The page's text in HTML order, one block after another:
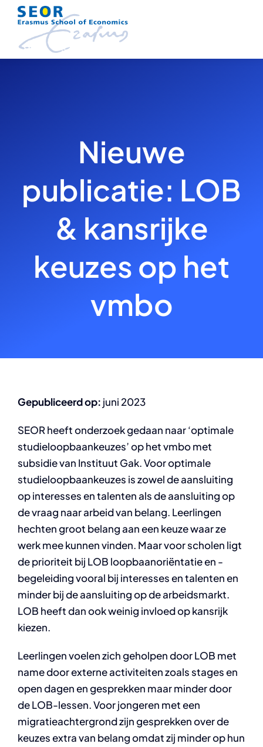
Skip
content
Nieuwe
publicatie: LOB
& kansrijke
keuzes op het
vmbo
Gepubliceerd op: juni 2023
SEOR heeft onderzoek gedaan naar ‘optimale
studieloopbaankeuzes’ op het vmbo met
subsidie van Instituut Gak. Voor optimale
studieloopbaankeuzes is zowel de aansluiting
op interesses en talenten als de aansluiting op
de vraag naar arbeid van belang. Leerlingen
hechten groot belang aan een keuze waar ze
werk mee kunnen vinden. Maar voor scholen ligt
de prioriteit bij LOB loopbaanoriëntatie en -
begeleiding vooral bij interesses en talenten en
minder bij de aansluiting op de arbeidsmarkt.
LOB heeft dan ook weinig invloed op kansrijk
kiezen.
Leerlingen voelen zich geholpen door LOB met
name door externe activiteiten zoals stages en
open dagen en gesprekken maar minder door
de LOB-lessen. Voor jongeren met een
migratieachtergrond zijn gesprekken over de
keuzes extra van belang omdat zij minder op hun